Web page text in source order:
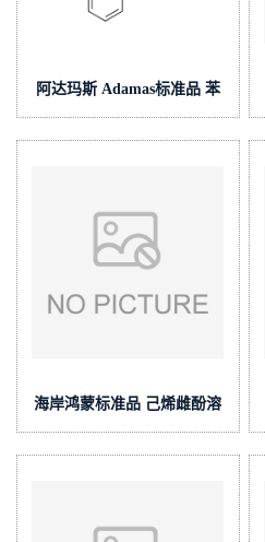
阿达玛斯 Adamas标准品 苯
甲酸利扎曲坦,cas号:145202-
海岸鸿蒙标准品 己烯雌酚溶
液标准物质(泰坦供应)